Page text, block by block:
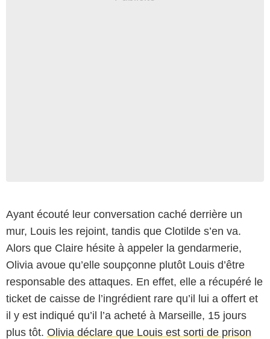
Ayant écouté leur conversation caché derrière un
mur, Louis les rejoint, tandis que Clotilde s’en va.
Alors que Claire hésite à appeler la gendarmerie,
Olivia avoue qu’elle soupçonne plutôt Louis d’être
responsable des attaques. En effet, elle a récupéré le
ticket de caisse de l’ingrédient rare qu’il lui a offert et
il y est indiqué qu’il l’a acheté à Marseille, 15 jours
plus tôt. Olivia déclare que Louis est sorti de prison